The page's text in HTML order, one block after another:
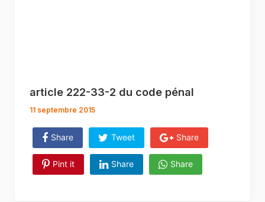
article 222-33-2 du code pénal
11 septembre 2015
Share Tweet Share
Pint it Share Share